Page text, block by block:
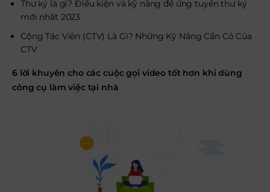
Thư ký là gì? Điều kiện và kỹ năng để ứng tuyển thư ký
mới nhất 2023
Cộng Tác Viên (CTV) Là Gì? Những Kỹ Năng Cần Có Của
CTV
6 lời khuyên cho các cuộc gọi video tốt hơn khi dùng
công cụ làm việc tại nhà